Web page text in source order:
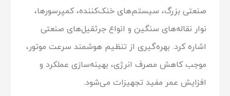
صنعتی بزرگ، سیستم‌های خنک‌کننده، کمپرسورها،
نوار نقاله‌های سنگین و انواع جرثقیل‌های صنعتی
اشاره کرد. بهره‌گیری از تنظیم هوشمند سرعت موتور،
موجب کاهش مصرف انرژی، بهینه‌سازی عملکرد و
افزایش عمر مفید تجهیزات می‌شود.